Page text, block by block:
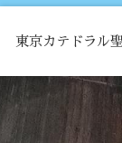
東京カテドラル
HOME